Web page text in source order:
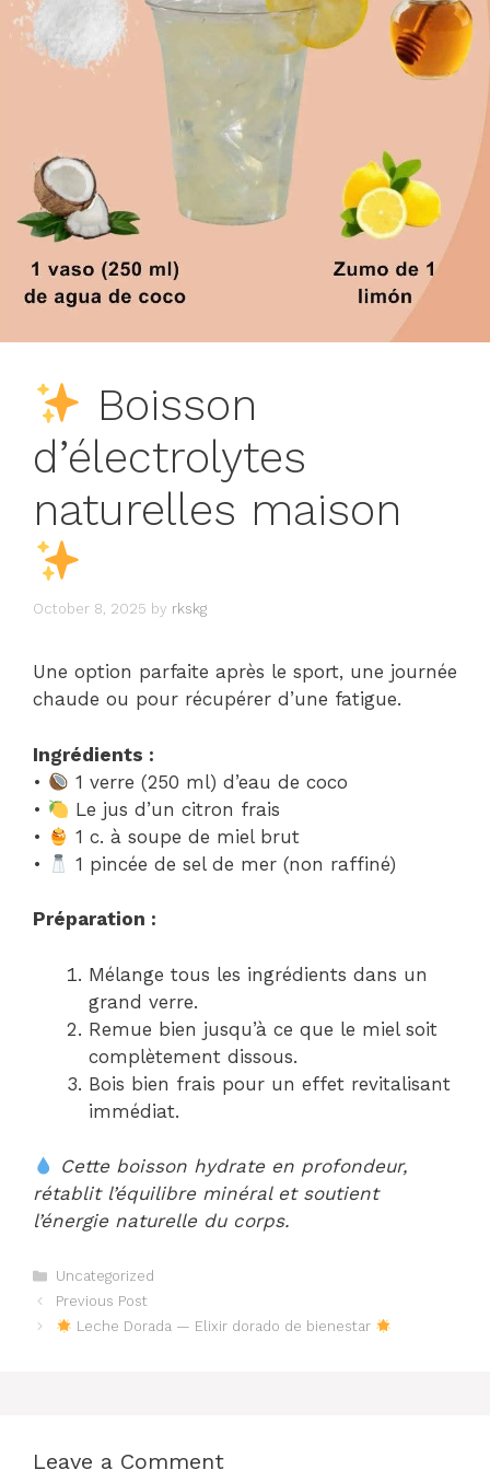
Boisson
d’électrolytes
naturelles maison
October 8, 2025 by rkskg
Une option parfaite après le sport, une journée
chaude ou pour récupérer d’une fatigue.
Ingrédients :
•
1 verre (250 ml) d’eau de coco
•
Le jus d’un citron frais
•
1 c. à soupe de miel brut
•
1 pincée de sel de mer (non raffiné)
Préparation :
Mélange tous les ingrédients dans un
grand verre.
Remue bien jusqu’à ce que le miel soit
complètement dissous.
Bois bien frais pour un effet revitalisant
immédiat.
Cette boisson hydrate en profondeur,
rétablit l’équilibre minéral et soutient
l’énergie naturelle du corps.
Categories
Uncategorized
Previous Post
Leche Dorada — Elixir dorado de bienestar
Leave a Comment